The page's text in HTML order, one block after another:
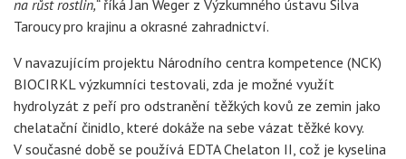
na růst rostlin,“říká Jan Weger z Výzkumného ústavu Silva
Taroucy pro krajinu a okrasné zahradnictví.
V navazujícím projektu Národního centra kompetence (NCK)
BIOCIRKL výzkumníci testovali, zda je možné využít
hydrolyzát z peří pro odstranění těžkých kovů ze zemin jako
chelatační činidlo, které dokáže na sebe vázat těžké kovy.
V současné době se používá EDTA Chelaton II, což je kyselina